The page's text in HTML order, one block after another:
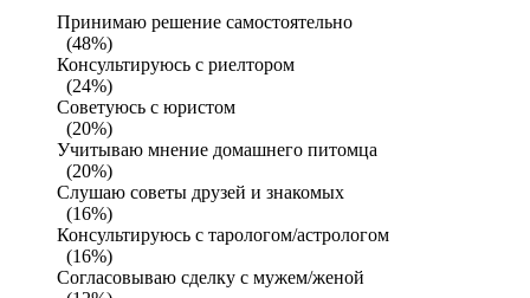
Принимаю решение самостоятельно
(48%)
Консультируюсь с риелтором
(24%)
Советуюсь с юристом
(20%)
Учитываю мнение домашнего питомца
(20%)
Слушаю советы друзей и знакомых
(16%)
Консультируюсь с тарологом/астрологом
(16%)
Согласовываю сделку с мужем/женой